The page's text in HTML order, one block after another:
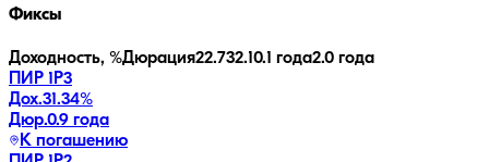
Фиксы
Доходность, %Дюрация22.732.10.1 года2.0 года
ПИР 1P3
Дох.31.34%
Дюр.0.9 года
К погашению